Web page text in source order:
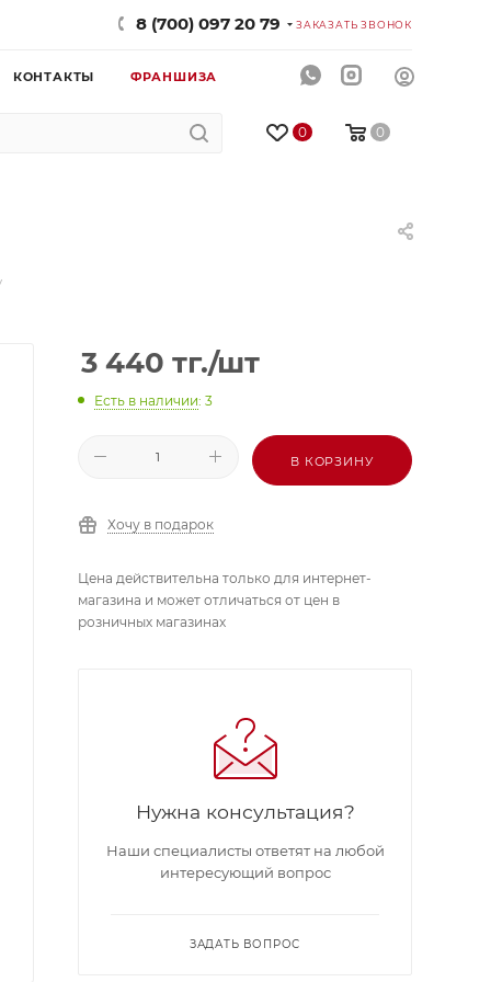
8 (700) 097 20 79 ЗАКАЗАТЬ ЗВОНОК
КОНТАКТЫ ФРАНШИЗА
0 0
3 440 тг./шт
Есть в наличии: 3
В КОРЗИНУ
Хочу в подарок
Цена действительна только для интернет-
магазина и может отличаться от цен в
розничных магазинах
Нужна консультация?
Наши специалисты ответят на любой
интересующий вопрос
ЗАДАТЬ ВОПРОС